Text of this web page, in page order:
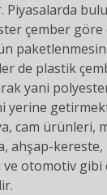
Piyasalarda
çember göre
de plastik
yani
yerine
cam ürünleri,
ahşap-
otomotiv gibi